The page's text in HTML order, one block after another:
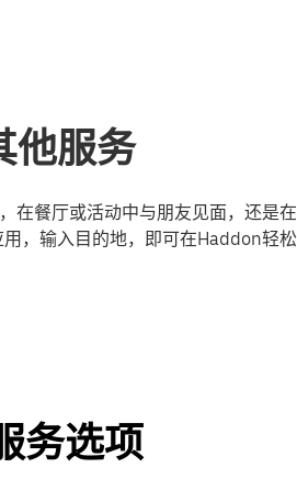
他服务
在餐厅或活动中与朋友见面，还是在
，输入目的地，即可在Haddon轻松
务选项